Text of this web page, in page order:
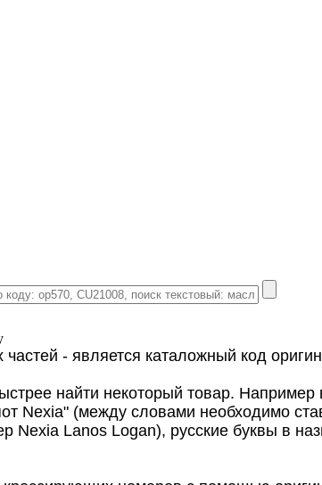
- является каталожный код
найти некоторый товар.
Nexia" (между словами необходимо
Nexia Lanos Logan), русские буквы